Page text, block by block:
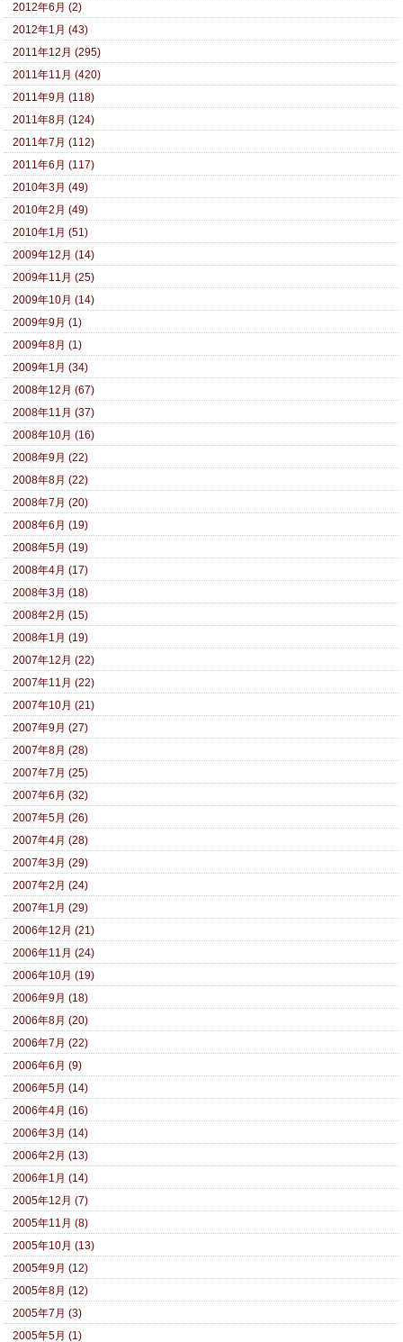
2012年6月 (2)
2012年1月 (43)
2011年12月 (295)
2011年11月 (420)
2011年9月 (118)
2011年8月 (124)
2011年7月 (112)
2011年6月 (117)
2010年3月 (49)
2010年2月 (49)
2010年1月 (51)
2009年12月 (14)
2009年11月 (25)
2009年10月 (14)
2009年9月 (1)
2009年8月 (1)
2009年1月 (34)
2008年12月 (67)
2008年11月 (37)
2008年10月 (16)
2008年9月 (22)
2008年8月 (22)
2008年7月 (20)
2008年6月 (19)
2008年5月 (19)
2008年4月 (17)
2008年3月 (18)
2008年2月 (15)
2008年1月 (19)
2007年12月 (22)
2007年11月 (22)
2007年10月 (21)
2007年9月 (27)
2007年8月 (28)
2007年7月 (25)
2007年6月 (32)
2007年5月 (26)
2007年4月 (28)
2007年3月 (29)
2007年2月 (24)
2007年1月 (29)
2006年12月 (21)
2006年11月 (24)
2006年10月 (19)
2006年9月 (18)
2006年8月 (20)
2006年7月 (22)
2006年6月 (9)
2006年5月 (14)
2006年4月 (16)
2006年3月 (14)
2006年2月 (13)
2006年1月 (14)
2005年12月 (7)
2005年11月 (8)
2005年10月 (13)
2005年9月 (12)
2005年8月 (12)
2005年7月 (3)
2005年5月 (1)